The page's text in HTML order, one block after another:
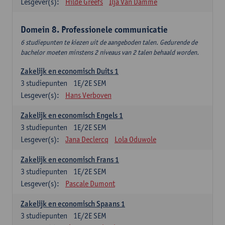
Domein 8. Professionele communicatie
6 studiepunten te kiezen uit de aangeboden talen. Gedurende de
bachelor moeten minstens 2 niveaus van 2 talen behaald worden.
Zakelijk en economisch Duits 1
1E/2E SEM
3 studiepunten
Lesgever(s):
Hans Verboven
Zakelijk en economisch Engels 1
1E/2E SEM
3 studiepunten
Lesgever(s):
Jana Declercq Lola Oduwole
Zakelijk en economisch Frans 1
1E/2E SEM
3 studiepunten
Lesgever(s):
Pascale Dumont
Zakelijk en economisch Spaans 1
1E/2E SEM
3 studiepunten